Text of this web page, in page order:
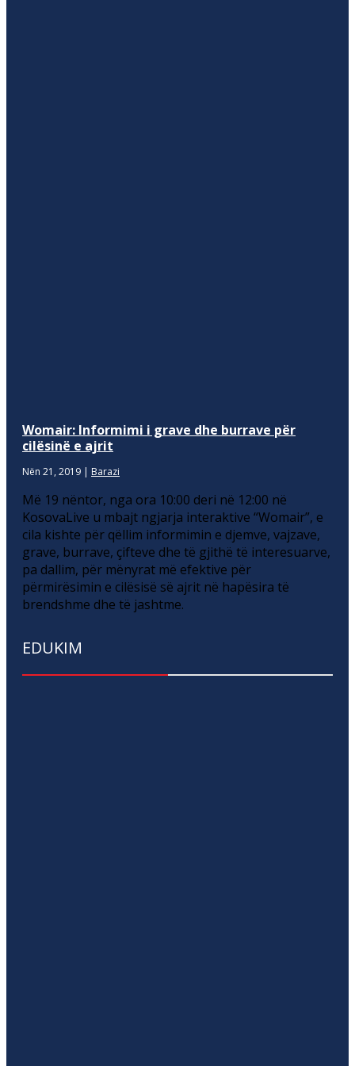
Womair: Informimi i grave dhe burrave për
cilësinë e ajrit
Nën 21, 2019 | Barazi
Më 19 nëntor, nga ora 10:00 deri në 12:00 në
KosovaLive u mbajt ngjarja interaktive “Womair”, e
cila kishte për qëllim informimin e djemve, vajzave,
grave, burrave, çifteve dhe të gjithë të interesuarve,
pa dallim, për mënyrat më efektive për
përmirësimin e cilësisë së ajrit në hapësira të
brendshme dhe të jashtme.
EDUKIM